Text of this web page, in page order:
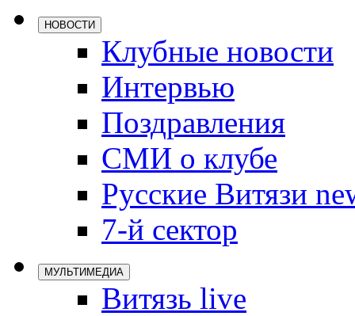
НОВОСТИ
Клубные новости
Интервью
Поздравления
СМИ о клубе
Русские Витязи
7-й сектор
МУЛЬТИМЕДИА
Витязь live